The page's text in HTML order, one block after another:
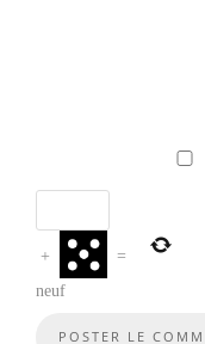
+
=
neuf